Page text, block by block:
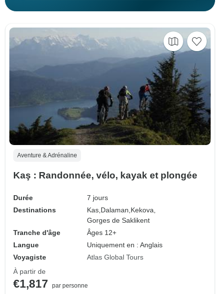
Aventure & Adrénaline
Kaş : Randonnée, vélo, kayak et plongée
Durée
7 jours
Destinations
Kas,Dalaman,Kekova,
Gorges de Saklikent
Tranche d'âge
Âges 12+
Langue
Uniquement en : Anglais
Voyagiste
Atlas Global Tours
À partir de
€1,817
par personne